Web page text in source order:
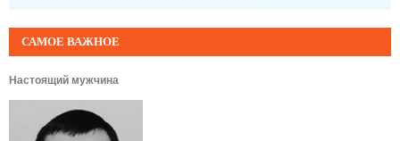
САМОЕ ВАЖНОЕ
Настоящий мужчина